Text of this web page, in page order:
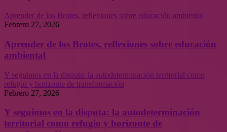
Aprender de los Brotes, reflexiones sobre educación ambiental
Febrero 27, 2026
Aprender de los Brotes, reflexiones sobre educación
ambiental
Y seguimos en la disputa: la autodeterminación territorial como
refugio y horizonte de transformación
Febrero 27, 2026
Y seguimos en la disputa: la autodeterminación
territorial como refugio y horizonte de